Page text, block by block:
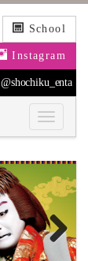
School
Instagram
@shochiku_enta